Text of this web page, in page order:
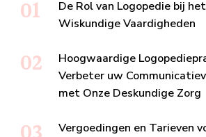
De Rol van Logopedie bij
Wiskundige Vaardigheden
Hoogwaardige
Verbeter uw
met Onze Deskundige Zorg
Vergoedingen en Tarieven